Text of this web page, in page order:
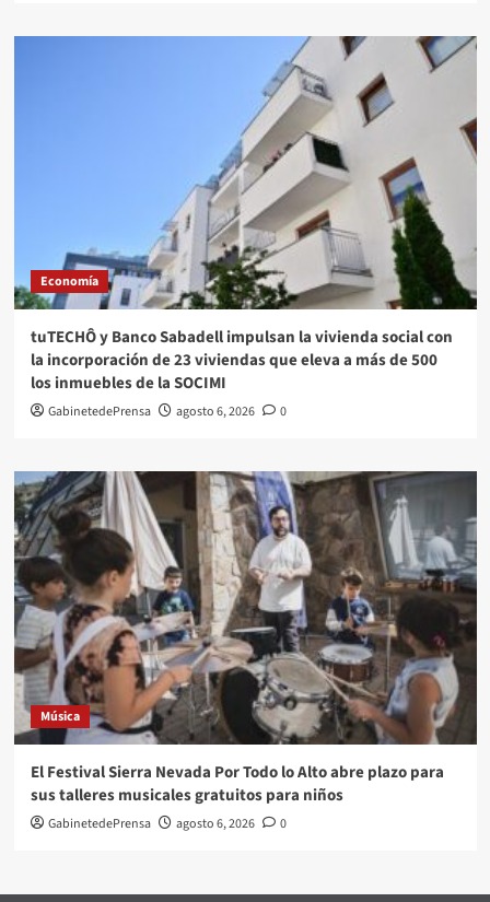
Economía
tuTECHÔ y Banco Sabadell impulsan la vivienda social con
la incorporación de 23 viviendas que eleva a más de 500
los inmuebles de la SOCIMI
GabinetedePrensa agosto 6, 2026 0
Música
El Festival Sierra Nevada Por Todo lo Alto abre plazo para
sus talleres musicales gratuitos para niños
GabinetedePrensa agosto 6, 2026 0